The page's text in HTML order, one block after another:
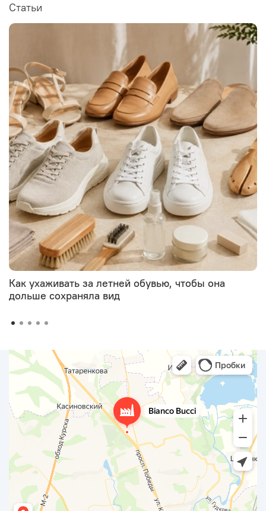
Статьи
Как ухаживать за летней обувью, чтобы она
дольше сохраняла вид